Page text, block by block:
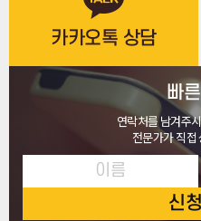
카카오톡 상담
빠
연락처를 남겨주
전문가가 직접
신